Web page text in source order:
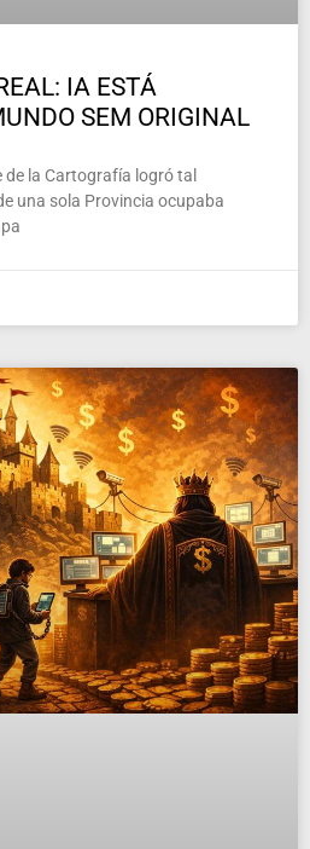
IA ESTÁ
SEM ORIGINAL
de la Cartografía logró tal
una sola Provincia ocupaba